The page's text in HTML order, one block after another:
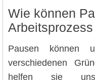
Wie können
Pausen können
verschiedenen
helfen sie